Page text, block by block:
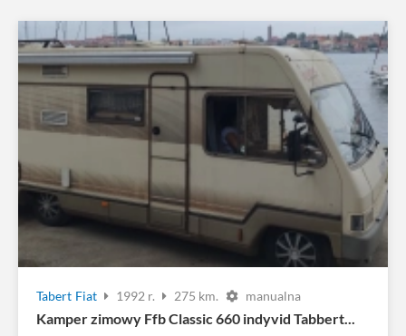
Tabert Fiat 1992 r. 275 km. manualna
Kamper zimowy Ffb Classic 660 indyvid Tabbert...